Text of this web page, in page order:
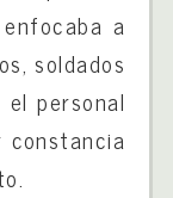
a
soldados
personal
constancia